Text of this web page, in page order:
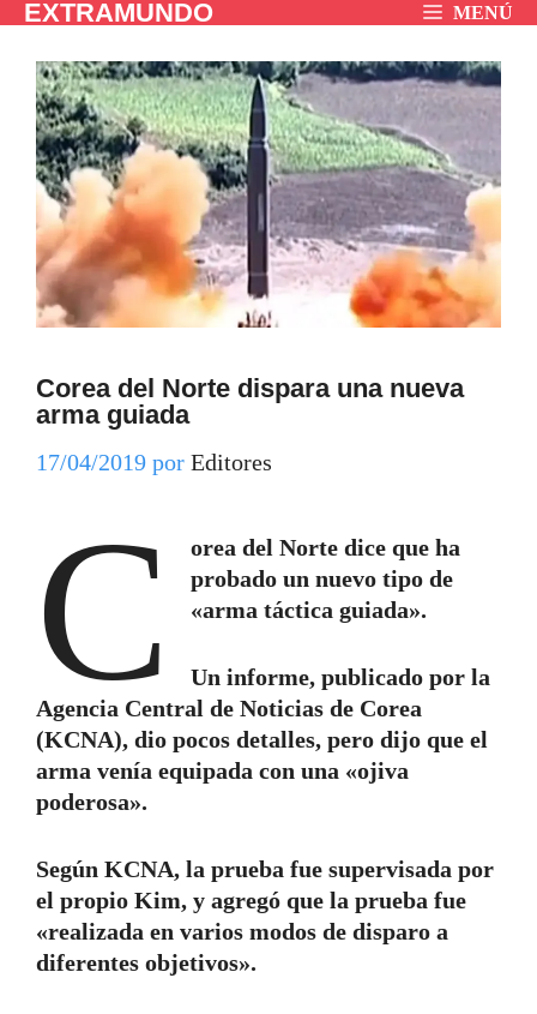
Saltar
contenido
EXTRAMUNDO MENÚ
Corea del Norte dispara una nueva
arma guiada
17/04/2019 por Editores
C
orea del Norte dice que ha
probado un nuevo tipo de
«arma táctica guiada».
Un informe, publicado por la
Agencia Central de Noticias de Corea
(KCNA), dio pocos detalles, pero dijo que el
arma venía equipada con una «ojiva
poderosa».
Según KCNA, la prueba fue supervisada por
el propio Kim, y agregó que la prueba fue
«realizada en varios modos de disparo a
diferentes objetivos».